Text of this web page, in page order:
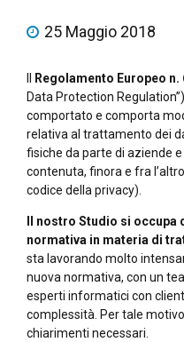
25 Maggio 2018
Regolamento Europeo n.
Data Protection
comportato e comporta
relativa al trattamento dei
fisiche da parte di aziende
contenuta, finora e fra
codice della privacy).
Il nostro Studio si
normativa in materia di
sta lavorando molto
nuova normativa, con un
esperti informatici con
complessità. Per tale
chiarimenti necessari.